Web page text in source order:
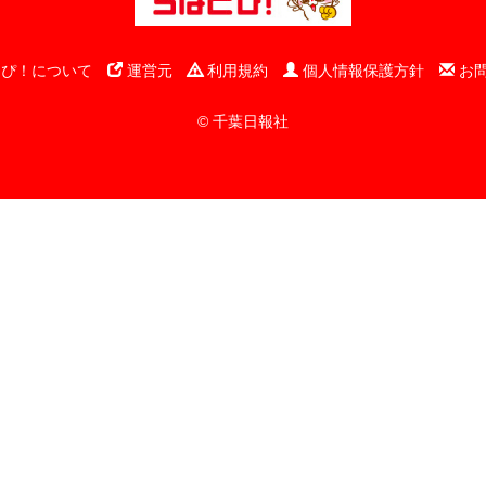
！について 運営元 利用規約 個人情報保護方針 お
© 千葉日報社